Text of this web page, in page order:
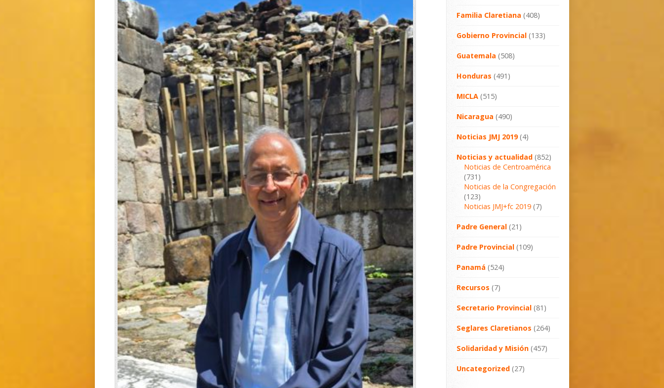
Familia Claretiana (408)
Gobierno Provincial (133)
Guatemala (508)
Honduras (491)
MICLA (515)
Nicaragua (490)
Noticias JMJ 2019(4)
Noticias y actualidad (852)
Noticias de Centroamérica
(731)
Noticias de la Congregación
(123)
Noticias JMJ+fc 2019 (7)
Padre General (21)
Padre Provincial (109)
Panamá (524)
Recursos (7)
Secretario Provincial (81)
Seglares Claretianos (264)
Solidaridad y Misión (457)
Uncategorized (27)